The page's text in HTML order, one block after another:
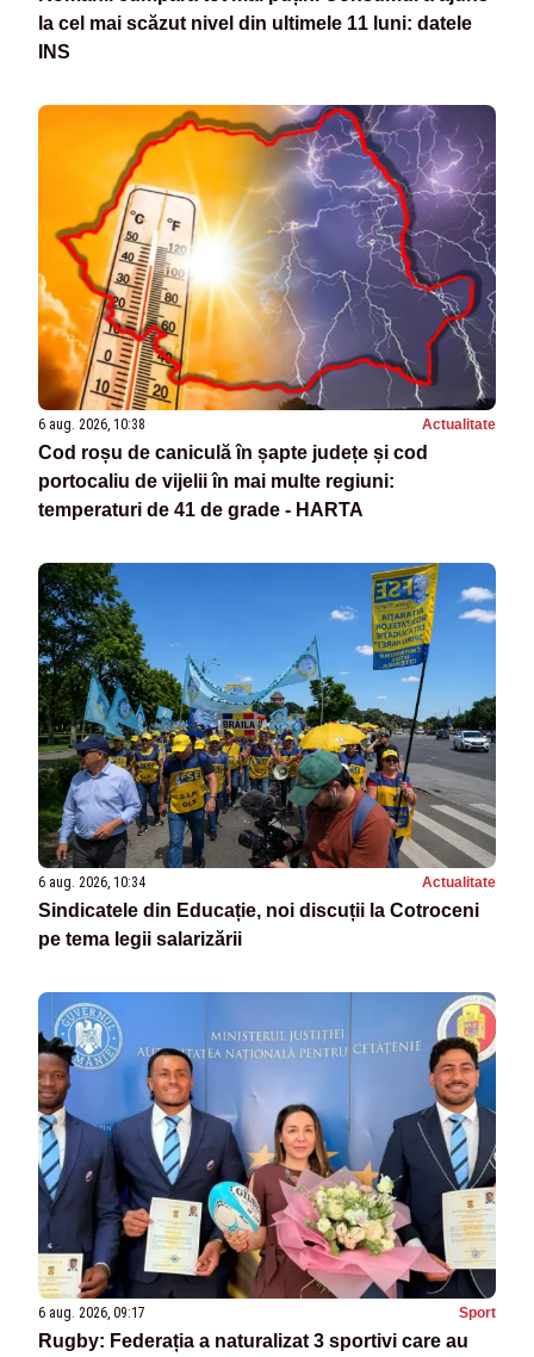
la cel mai scăzut nivel din ultimele 11 luni: datele
INS
6 aug. 2026, 10:38 Actualitate
Cod roșu de caniculă în șapte județe și cod
portocaliu de vijelii în mai multe regiuni:
temperaturi de 41 de grade - HARTA
6 aug. 2026, 10:34 Actualitate
Sindicatele din Educație, noi discuții la Cotroceni
pe tema legii salarizării
6 aug. 2026, 09:17 Sport
Rugby: Federația a naturalizat 3 sportivi care au